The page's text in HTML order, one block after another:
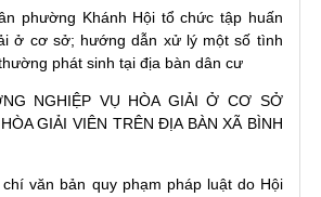
phường Khánh Hội tổ chức tập huấn
ở cơ sở; hướng dẫn xử lý một số tình
phát sinh tại địa bàn dân cư
NGHIỆP VỤ HÒA GIẢI Ở CƠ SỞ
GIẢI VIÊN TRÊN ĐỊA BÀN XÃ BÌNH
văn bản quy phạm pháp luật do Hội